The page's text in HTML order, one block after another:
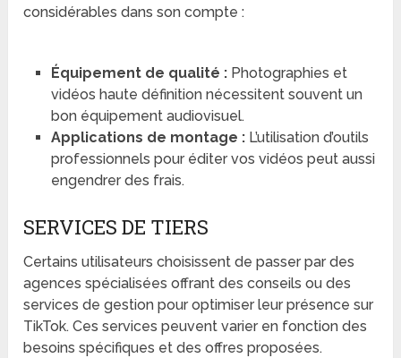
considérables dans son compte :
Équipement de qualité :Photographies et
vidéos haute définition nécessitent souvent un
bon équipement audiovisuel.
Applications de montage :L’utilisation d’outils
professionnels pour éditer vos vidéos peut aussi
engendrer des frais.
SERVICES DE TIERS
Certains utilisateurs choisissent de passer par des
agences spécialisées offrant des conseils ou des
services de gestion pour optimiser leur présence sur
TikTok. Ces services peuvent varier en fonction des
besoins spécifiques et des offres proposées.